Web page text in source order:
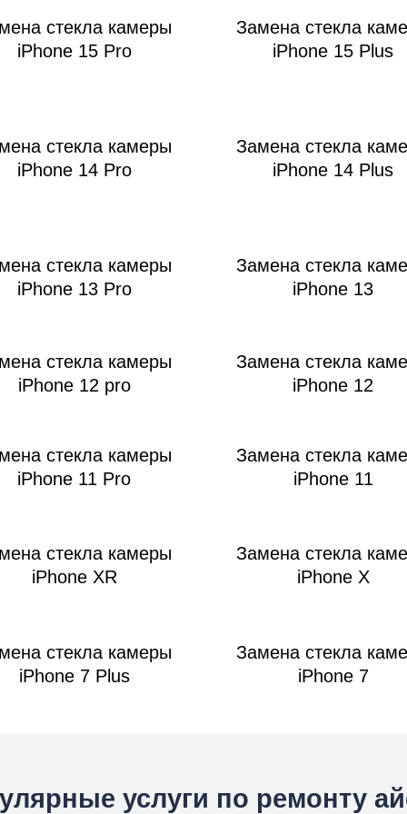
стекла камеры
iPhone 15 Pro
Замена стекла
iPhone 15 Plus
стекла камеры
iPhone 14 Pro
Замена стекла
iPhone 14 Plus
стекла камеры
iPhone 13 Pro
Замена стекла
iPhone 13
стекла камеры
iPhone 12 pro
Замена стекла
iPhone 12
стекла камеры
iPhone 11 Pro
Замена стекла
iPhone 11
стекла камеры
iPhone XR
Замена стекла
iPhone X
стекла камеры
iPhone 7 Plus
Замена стекла
iPhone 7
услуги по ремонту